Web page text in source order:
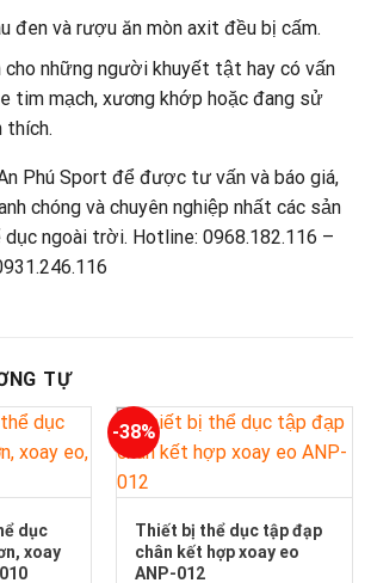
đen và rượu ăn mòn axit đều bị cấm.
cho những người khuyết tật hay có vấn
tim mạch, xương khớp hoặc đang sử
thích.
Phú Sport để được tư vấn và báo giá,
chóng và chuyên nghiệp nhất các sản
ngoài trời. Hotline: 0968.182.116 –
TỰ
dục
xoay
-38%
Thiết bị thể dục tập đạp
chân kết hợp xoay eo
ANP-012